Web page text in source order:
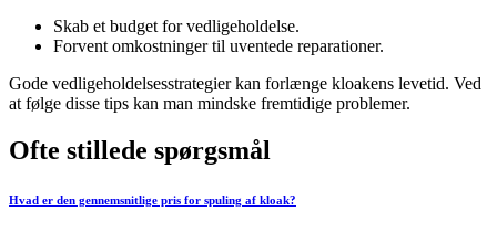
Skab et budget for vedligeholdelse.
Forvent omkostninger til uventede reparationer.
Gode vedligeholdelsesstrategier kan forlænge kloakens levetid. Ved
at følge disse tips kan man mindske fremtidige problemer.
Ofte stillede spørgsmål
Hvad er den gennemsnitlige pris for spuling af kloak?